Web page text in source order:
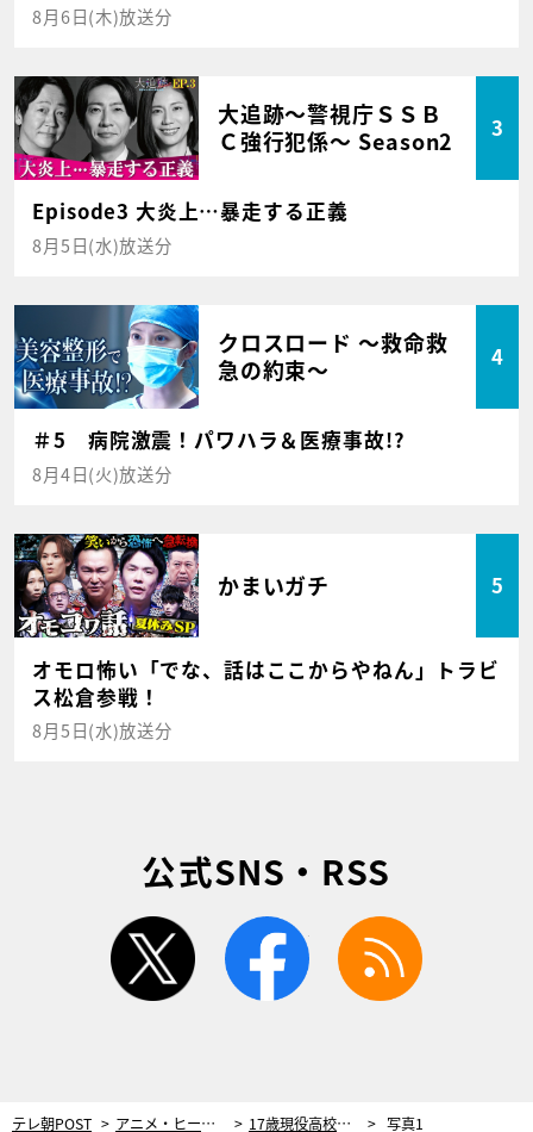
8月6日(木)放送分
大追跡～警視庁ＳＳＢ
Ｃ強行犯係～ Season2
3
Episode3 大炎上…暴走する正義
8月5日(水)放送分
クロスロード ～救命救
急の約束～
4
＃5 病院激震！パワハラ＆医療事故!?
8月4日(火)放送分
かまいガチ 5
オモロ怖い「でな、話はここからやねん」トラビ
ス松倉参戦！
8月5日(水)放送分
公式SNS・RSS
twitter facebook
テレ朝POST アニメ・ヒーロー 17歳現役高校生・奥智哉、『仮面ライダーリバイス』で新ライダーに変身！「この上なくうれしい」 写真1